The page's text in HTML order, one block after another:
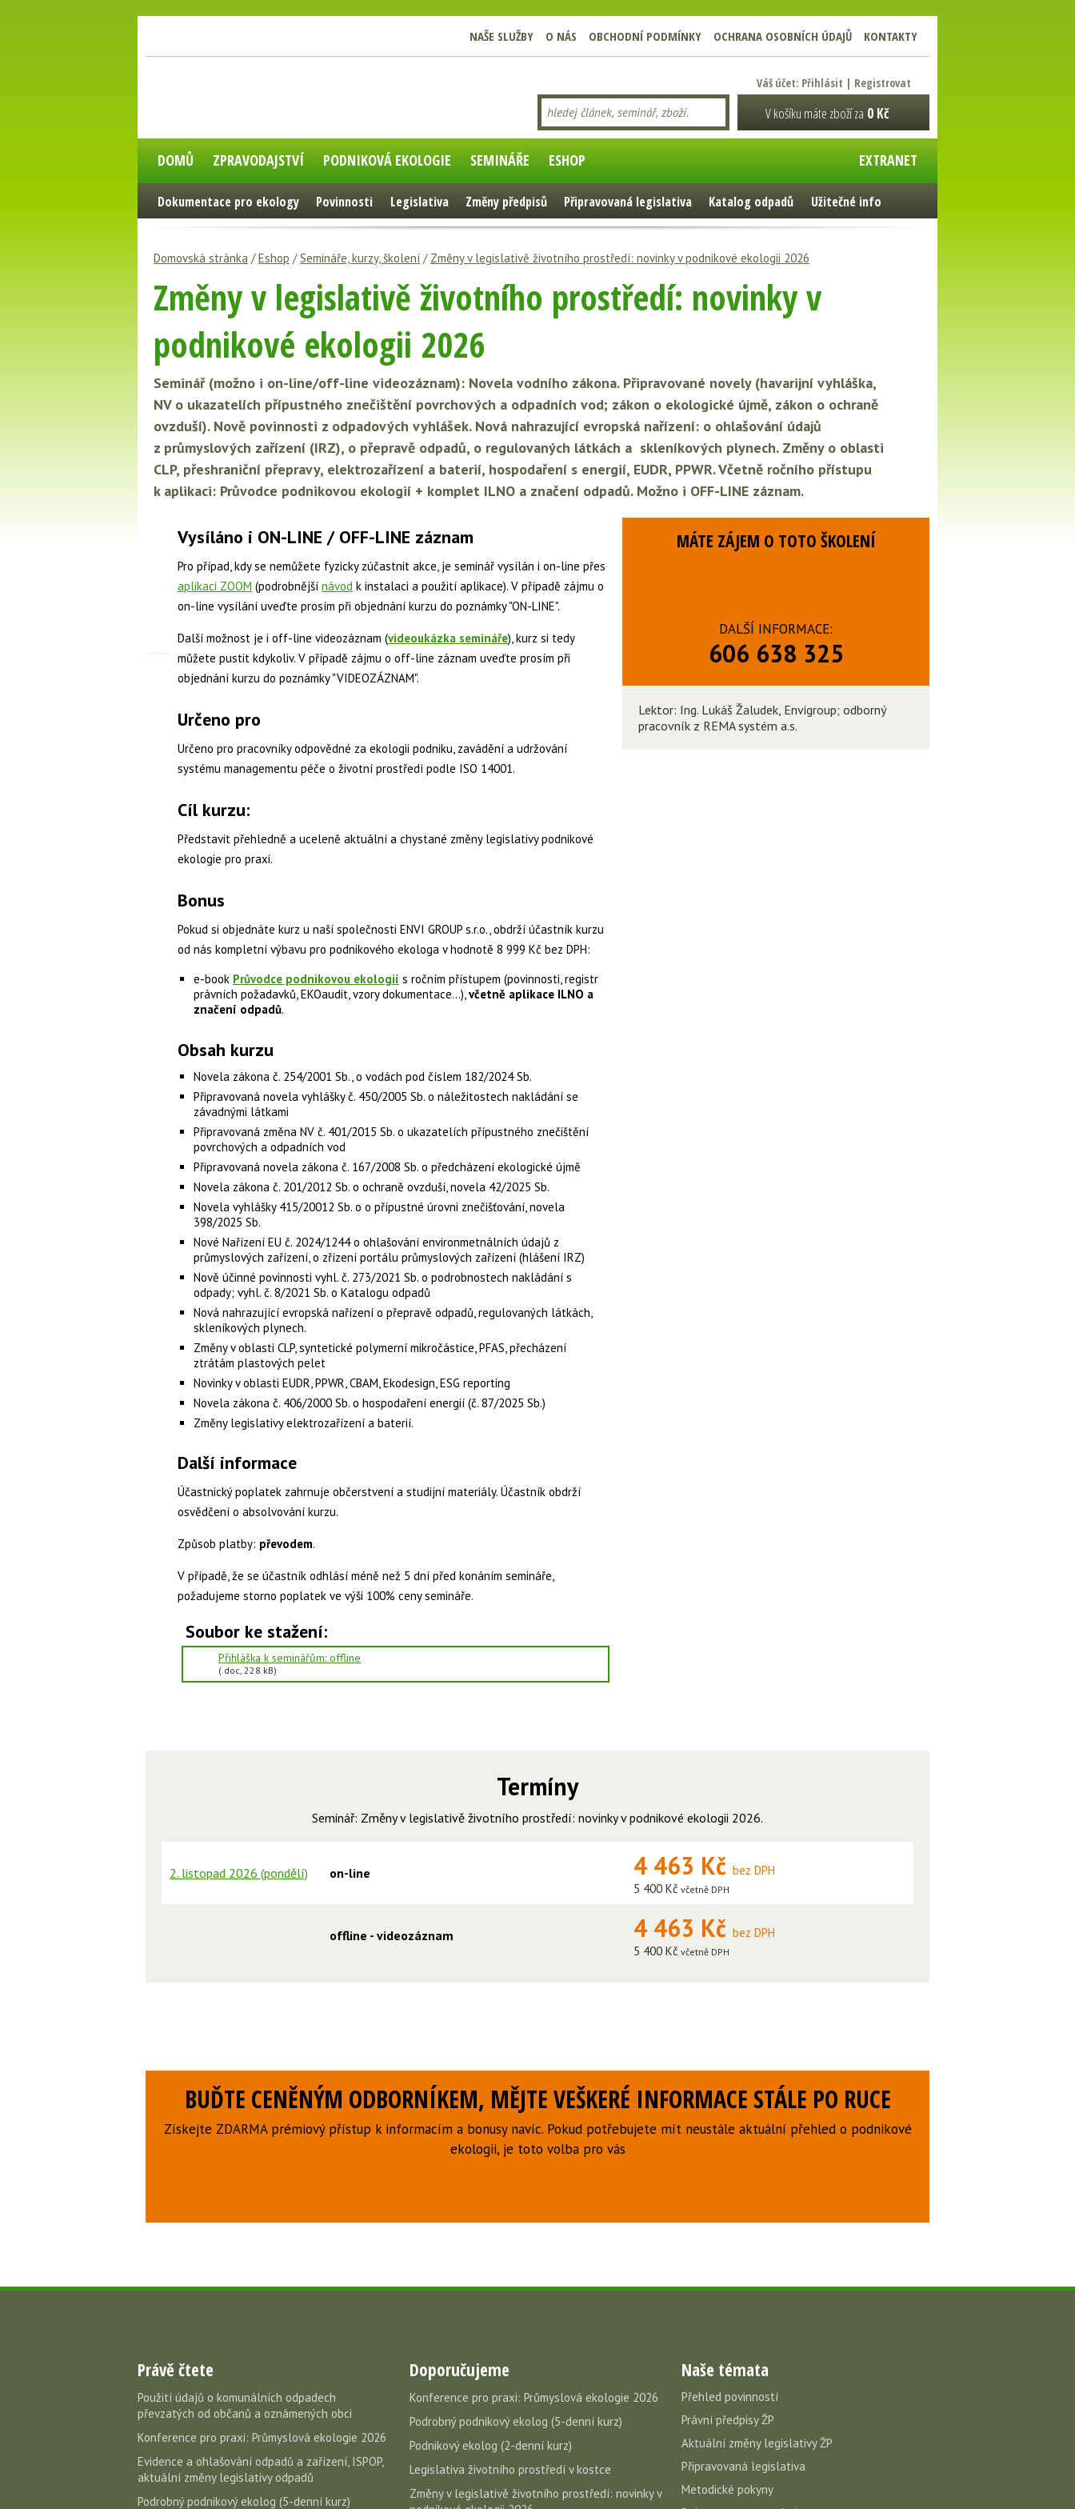
NAŠE SLUŽBY O NÁS OBCHODNÍ PODMÍNKY OCHRANA OSOBNÍCH ÚDAJŮ KONTAKTY
Váš účet: Přihlásit | Registrovat
V košíku máte zboží za 0 Kč
DOMŮ ZPRAVODAJSTVÍ PODNIKOVÁ EKOLOGIE SEMINÁŘE ESHOP EXTRANET
Dokumentace pro ekology Povinnosti Legislativa Změny předpisů Připravovaná legislativa Katalog odpadů Užitečné info
Domovská stránka /Eshop /Semináře, kurzy, školení / Změny v legislativě životního prostředí: novinky v podnikové ekologii 2026
Změny v legislativě životního prostředí: novinky v
podnikové ekologii 2026
Seminář (možno i on-line/off-line videozáznam): Novela vodního zákona. Připravované novely (havarijní vyhláška,
NV o ukazatelích přípustného znečištění povrchových a odpadních vod; zákon o ekologické újmě, zákon o ochraně
ovzduší). Nově povinnosti z odpadových vyhlášek. Nová nahrazující evropská nařízení: o ohlašování údajů
z průmyslových zařízení (IRZ), o přepravě odpadů, o regulovaných látkách a skleníkových plynech. Změny o oblasti
CLP, přeshraniční přepravy, elektrozařízení a baterií, hospodaření s energií, EUDR, PPWR.Včetně ročního přístupu
k aplikaci: Průvodce podnikovou ekologií + komplet ILNO a značení odpadů. Možno i OFF-LINE záznam.
Vysíláno i ON-LINE / OFF-LINE záznam
Pro případ, kdy se nemůžete fyzicky zúčastnit akce, je seminář vysílán i on-line přes
aplikaci ZOOM (podrobnější návod k instalaci a použití aplikace). V případě zájmu o
on-line vysílání uveďte prosím při objednání kurzu do poznámky "ON-LINE".
Další možnost je i off-line videozáznam (videoukázka semináře), kurz si tedy
můžete pustit kdykoliv. V případě zájmu o off-line záznam uveďte prosím při
objednání kurzu do poznámky "VIDEOZÁZNAM".
Určeno pro
Určeno pro pracovníky odpovědné za ekologii podniku, zavádění a udržování
systému managementu péče o životní prostředí podle ISO 14001.
Cíl kurzu:
Představit přehledně a uceleně aktuální a chystané změny legislativy podnikové
ekologie pro praxi.
Bonus
Pokud si objednáte kurz u naší společnosti ENVI GROUP s.r.o., obdrží účastník kurzu
od nás kompletní výbavu pro podnikového ekologa v hodnotě 8 999 Kč bez DPH:
e-book Průvodce podnikovou ekologií s ročním přístupem (povinnosti, registr
právních požadavků, EKOaudit, vzory dokumentace...), včetně aplikace ILNO a
značení odpadů.
Obsah kurzu
Novela zákona č. 254/2001 Sb., o vodách pod číslem 182/2024 Sb.
Připravovaná novela vyhlášky č. 450/2005 Sb. o náležitostech nakládání se
závadnými látkami
Připravovaná změna NV č. 401/2015 Sb. o ukazatelích přípustného znečištění
povrchových a odpadních vod
Připravovaná novela zákona č. 167/2008 Sb. o předcházení ekologické újmě
Novela zákona č. 201/2012 Sb. o ochraně ovzduší, novela 42/2025 Sb.
Novela vyhlášky 415/20012 Sb. o o přípustné úrovni znečišťování, novela
398/2025 Sb.
Nové Nařízení EU č. 2024/1244 o ohlašování environmetnálních údajů z
průmyslových zařízení, o zřízení portálu průmyslových zařízení (hlášení IRZ)
Nově účinné povinnosti vyhl. č. 273/2021 Sb. o podrobnostech nakládání s
odpady; vyhl. č. 8/2021 Sb. o Katalogu odpadů
Nová nahrazující evropská nařízení o přepravě odpadů, regulovaných látkách,
skleníkových plynech.
Změny v oblasti CLP, syntetické polymerní mikročástice, PFAS, přecházení
ztrátám plastových pelet
Novinky v oblasti EUDR, PPWR, CBAM, Ekodesign, ESG reporting
Novela zákona č. 406/2000 Sb. o hospodaření energií (č. 87/2025 Sb.)
Změny legislativy elektrozařízení a baterií.
Další informace
Účastnický poplatek zahrnuje občerstvení a studijní materiály. Účastník obdrží
osvědčení o absolvování kurzu.
Způsob platby: převodem.
V případě, že se účastník odhlásí méně než 5 dní před konáním semináře,
požadujeme storno poplatek ve výši 100% ceny semináře.
Soubor ke stažení:
Přihláška k seminářům: offline
(.doc, 228 kB)
MÁTE ZÁJEM O TOTO ŠKOLENÍ
DALŠÍ INFORMACE:
606 638 325
Lektor: Ing. Lukáš Žaludek, Envigroup; odborný
pracovník z REMA systém a.s.
Termíny
Seminář: Změny v legislativě životního prostředí: novinky v podnikové ekologii 2026.
2. listopad 2026 (pondělí) on-line 4 463 Kč bez DPH
5 400 Kč včetně DPH
offline - videozáznam 4 463 Kč bez DPH
5 400 Kč včetně DPH
BUĎTE CENĚNÝM ODBORNÍKEM, MĚJTE VEŠKERÉ INFORMACE STÁLE PO RUCE
Získejte ZDARMA prémiový přístup k informacím a bonusy navíc. Pokud potřebujete mít neustále aktuální přehled o podnikové
ekologii, je toto volba pro vás
Právě čtete
Použití údajů o komunálních odpadech
převzatých od občanů a oznámených obci
Konference pro praxi: Průmyslová ekologie 2026
Evidence a ohlašování odpadů a zařízení, ISPOP,
aktuální změny legislativy odpadů
Podrobný podnikový ekolog (5-denní kurz)
Doporučujeme
Konference pro praxi: Průmyslová ekologie 2026
Podrobný podnikový ekolog (5-denní kurz)
Podnikový ekolog (2-denní kurz)
Legislativa životního prostředí v kostce
Změny v legislativě životního prostředí: novinky v
Naše témata
Přehled povinností
Právní předpisy ŽP
Aktuální změny legislativy ŽP
Připravovaná legislativa
Metodické pokyny